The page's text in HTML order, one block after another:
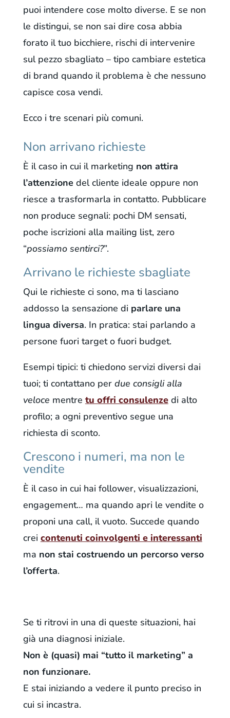
puoi intendere cose molto diverse. E se non
le distingui, se non sai dire cosa abbia
forato il tuo bicchiere, rischi di intervenire
sul pezzo sbagliato – tipo cambiare estetica
di brand quando il problema è che nessuno
capisce cosa vendi.
Ecco i tre scenari più comuni.
Non arrivano richieste
È il caso in cui il marketing non attira
l’attenzione del cliente ideale oppure non
riesce a trasformarla in contatto. Pubblicare
non produce segnali: pochi DM sensati,
poche iscrizioni alla mailing list, zero
“possiamo sentirci?”.
Arrivano le richieste sbagliate
Qui le richieste ci sono, ma ti lasciano
addosso la sensazione di parlare una
lingua diversa. In pratica: stai parlando a
persone fuori target o fuori budget.
Esempi tipici: ti chiedono servizi diversi dai
tuoi; ti contattano per due consigli alla
veloce mentre tu offri consulenzedi alto
profilo; a ogni preventivo segue una
richiesta di sconto.
Crescono i numeri, ma non le
vendite
È il caso in cui hai follower, visualizzazioni,
engagement… ma quando apri le vendite o
proponi una call, il vuoto. Succede quando
crei contenuti coinvolgenti e interessanti
ma non stai costruendo un percorso verso
l’offerta.
Se ti ritrovi in una di queste situazioni, hai
già una diagnosi iniziale.
Non è (quasi) mai “tutto il marketing” a
non funzionare.
E stai iniziando a vedere il punto preciso in
cui si incastra.